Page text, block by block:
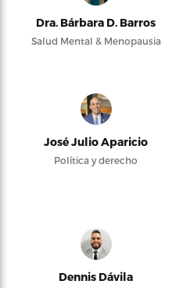
Dra. Bárbara D. Barros
Salud Mental & Menopausia
José Julio Aparicio
Política y derecho
Dennis Dávila